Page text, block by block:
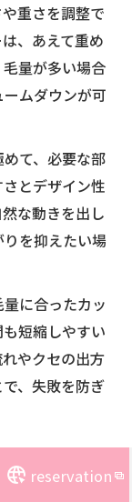
重さを調整で
、あえて重め
量が多い場合
ムダウンが可
て、必要な部
とデザイン性
な動きを出し
を抑えたい場
に合ったカッ
短縮しやすい
やクセの出方
、失敗を防ぎ
ト術reservation